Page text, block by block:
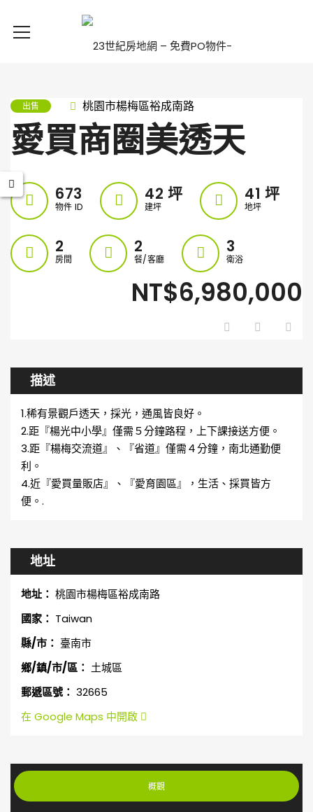
出售 桃園市楊梅區裕成南路
愛買商圈美透天
673
物件 ID
42 坪
建坪
41 坪
地坪
2
房間
2
餐/客廳
3
衛浴
NT$6,980,000
描述
1.稀有景觀戶透天，採光，通風皆良好。
2.距『楊光中小學』僅需５分鐘路程，上下課接送方便。
3.距『楊梅交流道』、『省道』僅需４分鐘，南北通勤便
利。
4.近『愛買量販店』、『愛育園區』，生活、採買皆方
便。.
地址
地址： 桃園市楊梅區裕成南路
國家： Taiwan
縣/市： 臺南市
鄉/鎮/市/區： 土城區
郵遞區號： 32665
在 Google Maps 中開啟
概觀